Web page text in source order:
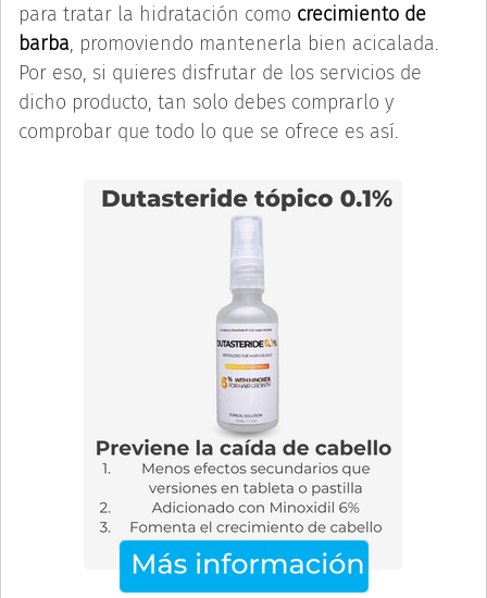
para tratar la hidratación como crecimiento de
barba, promoviendo mantenerla bien acicalada.
Por eso, si quieres disfrutar de los servicios de
dicho producto, tan solo debes comprarlo y
comprobar que todo lo que se ofrece es así.